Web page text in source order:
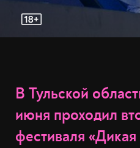
В Тульской
июня проходил
фестиваля «Дикая